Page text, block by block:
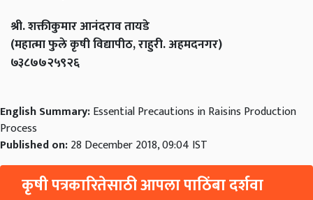
श्री. शक्तीकुमार आनंदराव तायडे
(महात्मा फुले कृषी विद्यापीठ,राहुरी.अहमदनगर)
७३८७७२५९२६
English Summary:Essential Precautions in Raisins Production
Process
Published on:28 December 2018, 09:04 IST
कृषी पत्रकारितेसाठी आपला पाठिंबा दर्शवा